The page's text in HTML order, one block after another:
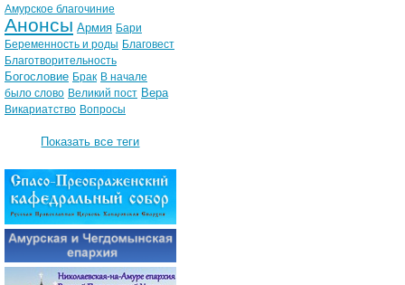
Амурское благочиние
Анонсы Армия Бари
Беременность и роды Благовест
Благотворительность
Богословие Брак В начале
было слово Великий пост Вера
Викариатство Вопросы
Показать все теги